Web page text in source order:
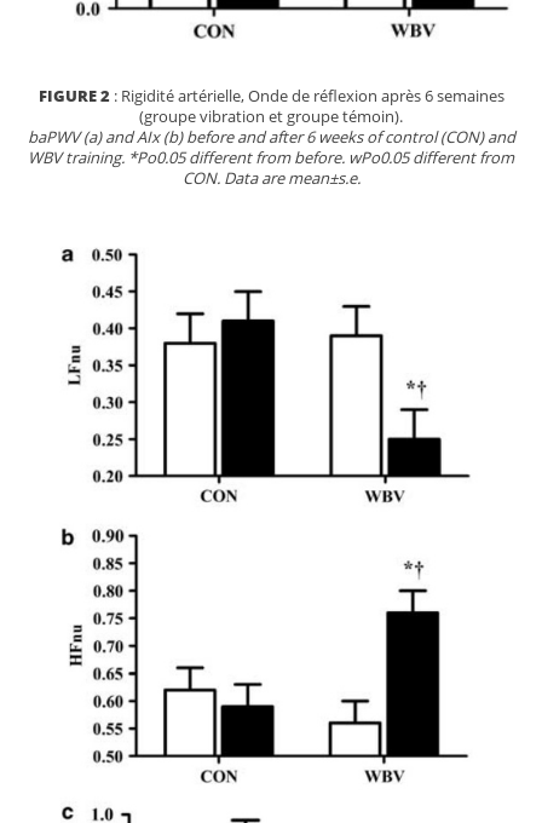
FIGURE 2: Rigidité artérielle, Onde de réflexion après 6 semaines
(groupe vibration et groupe témoin).
baPWV (a) and AIx (b) before and after 6 weeks of control (CON) and
WBV training. *Po0.05 different from before. wPo0.05 different from
CON. Data are mean±s.e.